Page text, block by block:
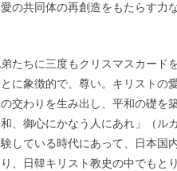
の共同体の再創造をもたらす
たちに三度もクリスマスカー
に象徴的で、尊い。キリスト
交わりを生み出し、平和の礎
、御心にかなう人にあれ」（
している時代にあって、日本
、日韓キリスト教史の中でもと